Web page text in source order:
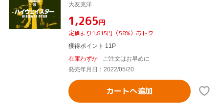
大友克洋
¥1,265円
定価より1,815円（58%）おトク
獲得ポイント 11P
在庫わずか
ご注文はお早めに
発売年月日：2022/05/20
カートへ追加